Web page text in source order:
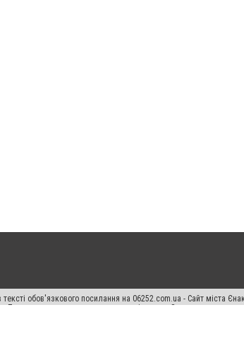
обов'язкового посилання на 06252.com.ua - Сайт міста
Порушення виняткових прав переслідується Законом.